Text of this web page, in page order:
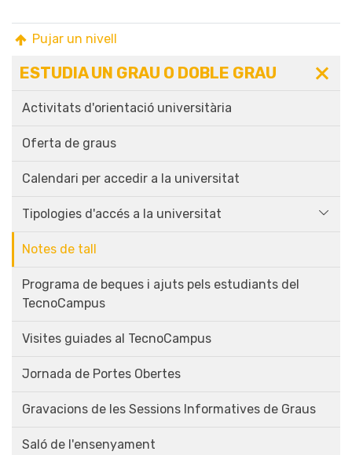
Pujar un nivell
ESTUDIA UN GRAU O DOBLE GRAU
Activitats d'orientació universitària
Oferta de graus
Calendari per accedir a la universitat
Tipologies d'accés a la universitat
Notes de tall
Programa de beques i ajuts pels estudiants del
TecnoCampus
Visites guiades al TecnoCampus
Jornada de Portes Obertes
Gravacions de les Sessions Informatives de Graus
Saló de l'ensenyament